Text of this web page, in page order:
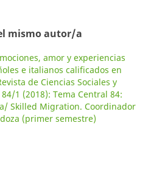
mismo autor/a
amor y experiencias
e italianos calificados en
de Ciencias Sociales y
1 (2018): Tema Central 84:
Skilled Migration. Coordinador
(primer semestre)